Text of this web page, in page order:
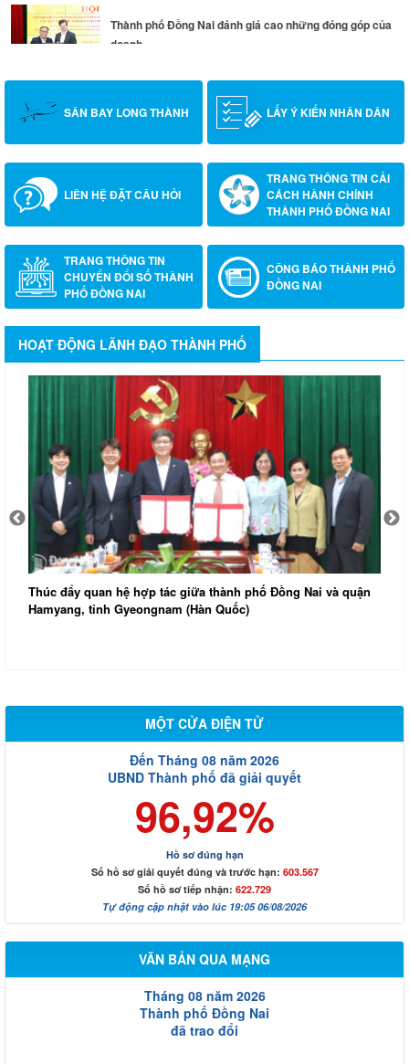
Thành phố Đồng Nai đánh giá cao những đóng góp của
doanh...
SÂN BAY LONG THÀNH LẤY Ý KIẾN NHÂN DÂN
LIÊN HỆ ĐẶT CÂU HỎI
TRANG THÔNG TIN CẢI
CÁCH HÀNH CHÍNH
THÀNH PHỐ ĐỒNG NAI
TRANG THÔNG TIN
CHUYỂN ĐỔI SỐ THÀNH
PHỐ ĐỒNG NAI
CÔNG BÁO THÀNH PHỐ
ĐỒNG NAI
HOẠT ĐỘNG LÃNH ĐẠO THÀNH PHỐ
Thúc đẩy quan hệ hợp tác giữa thành phố Đồng Nai và quận
Hamyang, tỉnh Gyeongnam (Hàn Quốc)
MỘT CỬA ĐIỆN TỬ
Đến Tháng 08 năm 2026
UBND Thành phố đã giải quyết
96,92%
Hồ sơ đúng hạn
Số hồ sơ giải quyết đúng và trước hạn: 603.567
Số hồ sơ tiếp nhận: 622.729
Tự động cập nhật vào lúc 19:05 06/08/2026
VĂN BẢN QUA MẠNG
Tháng 08 năm 2026
Thành phố Đồng Nai
đã trao đổi